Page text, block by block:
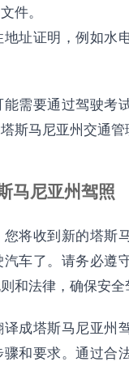
件。
址证明，例如水
需要通过驾驶考
斯马尼亚州交通管
马尼亚州驾照
将收到新的塔斯
车了。请务必遵
和法律，确保安全
成塔斯马尼亚州
和要求。通过合